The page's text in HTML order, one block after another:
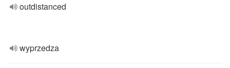
outdistanced
wyprzedza